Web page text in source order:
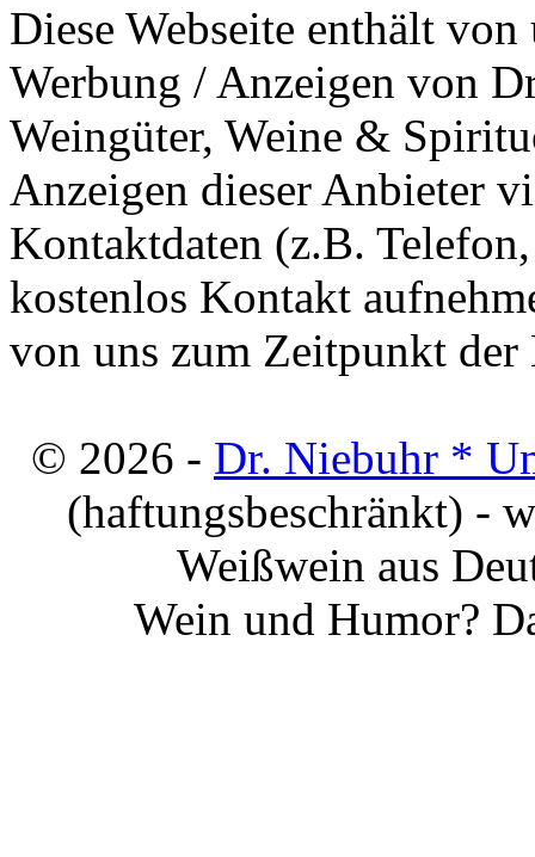
Diese Webseite enthält
Werbung / Anzeigen von
Weingüter, Weine &
Anzeigen dieser Anbieter
Kontaktdaten (z.B.
kostenlos Kontakt
von uns zum Zeitpunkt
© 2026 - Dr. Niebuhr *
(haftungsbeschränkt) -
Weißwein aus
Wein und Humor?